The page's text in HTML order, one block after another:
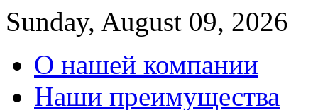
Sunday, August 09, 2026
О нашей компании
Наши преимущества